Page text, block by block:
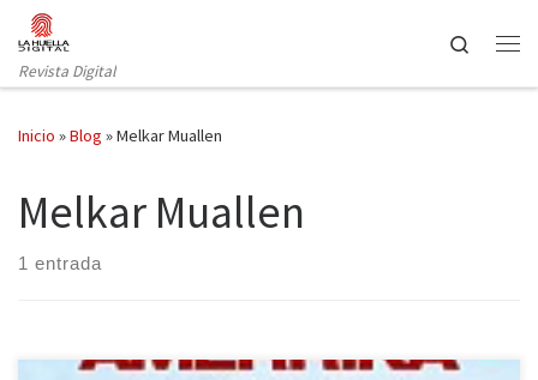
Saltar al contenido
Revista Digital
Search
Inicio »Blog »Melkar Muallen
Melkar Muallen
1 entrada